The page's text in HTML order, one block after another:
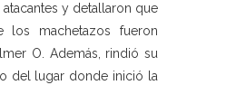
y detallaron que
machetazos fueron
O. Además, rindió su
del lugar donde inició la